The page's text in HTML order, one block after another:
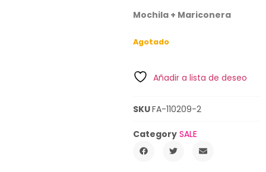
Mochila + Mariconera
Agotado
Añadir a lista de deseo
SKUFA-110209-2
Category SALE